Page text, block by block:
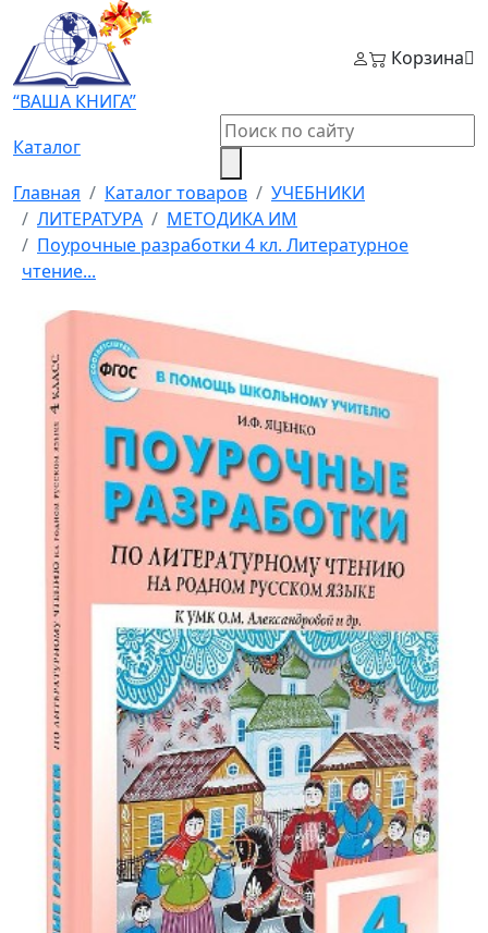
“ВАША КНИГА”
Корзина
Каталог
Главная
Каталог товаров
УЧЕБНИКИ
ЛИТЕРАТУРА
МЕТОДИКА ИМ
Поурочные разработки 4 кл. Литературное
чтение...